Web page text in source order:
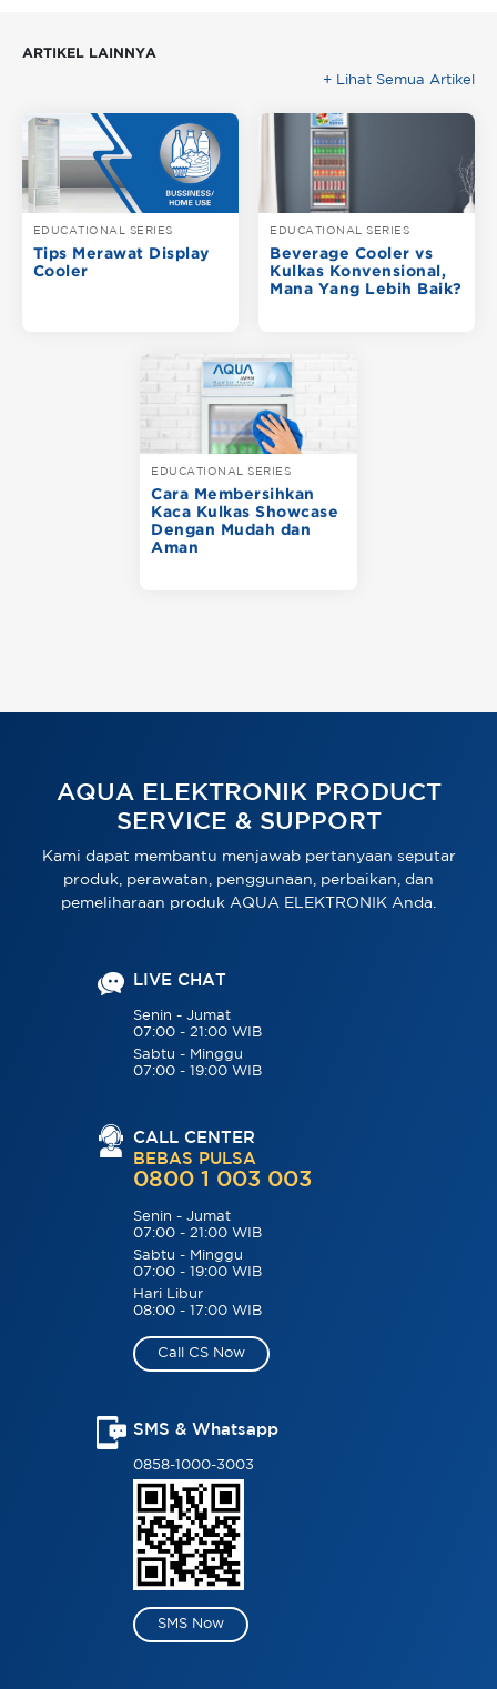
ARTIKEL LAINNYA
+ Lihat Semua Artikel
EDUCATIONAL SERIES
Tips Merawat Display
Cooler
EDUCATIONAL SERIES
Beverage Cooler vs
Kulkas Konvensional,
Mana Yang Lebih Baik?
EDUCATIONAL SERIES
Cara Membersihkan
Kaca Kulkas Showcase
Dengan Mudah dan
Aman
AQUA ELEKTRONIK PRODUCT
SERVICE & SUPPORT
Kami dapat membantu menjawab pertanyaan seputar
produk, perawatan, penggunaan, perbaikan, dan
pemeliharaan produk AQUA ELEKTRONIK Anda.
LIVE CHAT
Senin - Jumat
07:00 - 21:00 WIB
Sabtu - Minggu
07:00 - 19:00 WIB
CALL CENTER
BEBAS PULSA
0800 1 003 003
Senin - Jumat
07:00 - 21:00 WIB
Sabtu - Minggu
07:00 - 19:00 WIB
Hari Libur
08:00 - 17:00 WIB
Call CS Now
SMS & Whatsapp
0858-1000-3003
SMS Now